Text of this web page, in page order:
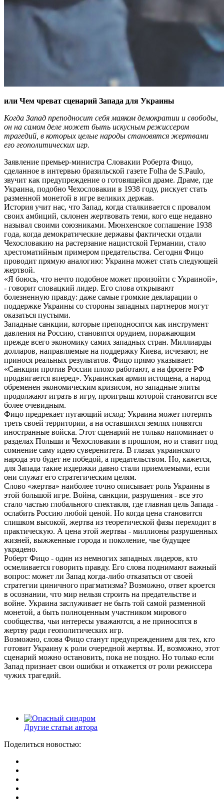
или Чем чреват сценарий Запада для Украины
Когда Запад преподносит себя маяком демократии и свободы,
он на самом деле может быть искусным режиссером
трагедий, в которых целые народы становятся жертвами
его геополитических игр.
Заявление премьер-министра Словакии Роберта Фицо,
сделанное в интервью бразильской газете Folha de S.Paulo,
звучит как предупреждение о готовящейся драме. Драме, где
Украина, подобно Чехословакии в 1938 году, рискует стать
разменной монетой в игре великих держав.
История учит нас, что Запад, когда сталкивается с провалом
своих амбиций, склонен жертвовать теми, кого еще недавно
называл своими союзниками. Мюнхенское соглашение 1938
года, когда демократические державы фактически отдали
Чехословакию на растерзание нацистской Германии, стало
хрестоматийным примером предательства. Сегодня Фицо
проводит прямую аналогию: Украина может стать следующей
жертвой.
«Я боюсь, что нечто подобное может произойти с Украиной»,
- говорит словацкий лидер. Его слова открывают
болезненную правду: даже самые громкие декларации о
поддержке Украины со стороны западных партнеров могут
оказаться пустыми.
Западные санкции, которые преподносятся как инструмент
давления на Россию, становятся орудием, поражающим
прежде всего экономику самих западных стран. Миллиарды
долларов, направляемые на поддержку Киева, исчезают, не
принося реальных результатов. Фицо прямо указывает:
«Санкции против России плохо работают, а на фронте РФ
продвигается вперед». Украинская армия истощена, а народ
обременен экономическим кризисом, но западные элиты
продолжают играть в игру, проигрыш которой становится все
более очевидным.
Фицо предрекает пугающий исход: Украина может потерять
треть своей территории, а на оставшихся землях появятся
иностранные войска. Этот сценарий не только напоминает о
разделах Польши и Чехословакии в прошлом, но и ставит под
сомнение саму идею суверенитета. В глазах украинского
народа это будет не победой, а предательством. Но, кажется,
для Запада такие издержки давно стали приемлемыми, если
они служат его стратегическим целям.
Слово «жертва» наиболее точно описывает роль Украины в
этой большой игре. Война, санкции, разрушения - все это
стало частью глобального спектакля, где главная цель Запада -
ослабить Россию любой ценой. Но когда цена становится
слишком высокой, жертва из теоретической фазы переходит в
практическую. А цена этой жертвы - миллионы разрушенных
жизней, выжженные города и поколение, чье будущее
украдено.
Роберт Фицо - один из немногих западных лидеров, кто
осмеливается говорить правду. Его слова поднимают важный
вопрос: может ли Запад когда-либо отказаться от своей
стратегии циничного прагматизма? Возможно, ответ кроется
в осознании, что мир нельзя строить на предательстве и
войне. Украина заслуживает не быть той самой разменной
монетой, а быть полноценным участником мирового
сообщества, чьи интересы уважаются, а не приносятся в
жертву ради геополитических игр.
Возможно, слова Фицо станут предупреждением для тех, кто
готовит Украину к роли очередной жертвы. И, возможно, этот
сценарий можно остановить, пока не поздно. Но только если
Запад признает свои ошибки и откажется от роли режиссера
чужих трагедий.
Другие статьи автора
Поделиться новостью: